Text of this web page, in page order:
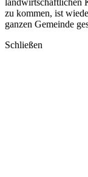
landwirtschaftlichen
zu kommen, ist
ganzen Gemeinde
Schließen